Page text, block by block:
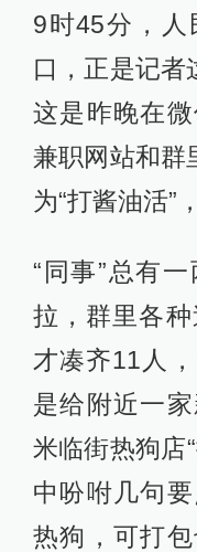
9时45分，人
口，正是记者
这是昨晚在
兼职网站和群
为“打酱油活”
“同事”总有
拉，群里各
才凑齐11人
是给附近一
米临街热狗
中吩咐几句
热狗，可打